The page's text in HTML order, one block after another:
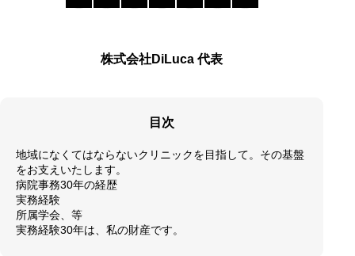
株式会社DiLuca 代表
目次
地域になくてはならないクリニックを目指して。その基盤
をお支えいたします。
病院事務30年の経歴
実務経験
所属学会、等
実務経験30年は、私の財産です。